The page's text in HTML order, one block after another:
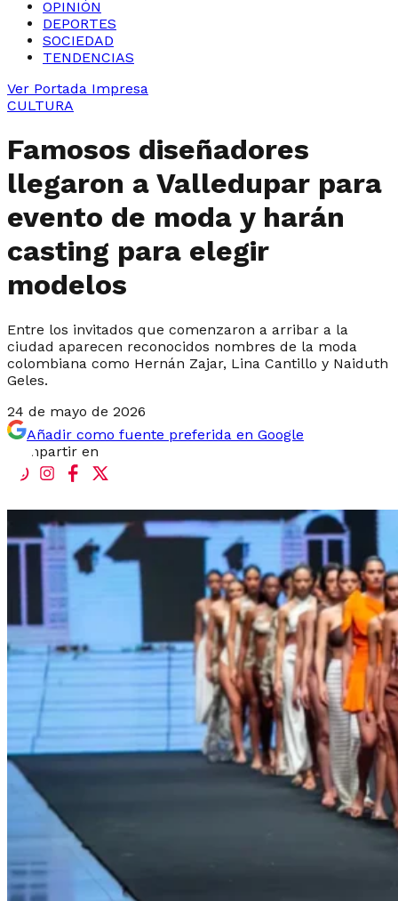
OPINIÓN
DEPORTES
SOCIEDAD
TENDENCIAS
Ver Portada Impresa
CULTURA
Famosos diseñadores
llegaron a Valledupar para
evento de moda y harán
casting para elegir
modelos
Entre los invitados que comenzaron a arribar a la
ciudad aparecen reconocidos nombres de la moda
colombiana como Hernán Zajar, Lina Cantillo y Naiduth
Geles.
24 de mayo de 2026
Añadir como fuente preferida en Google
Compartir en